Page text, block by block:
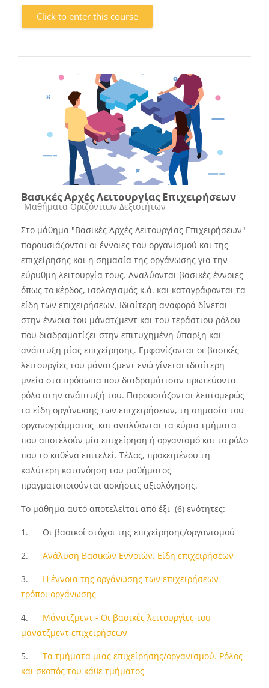
Click to enter this course
Βασικές Αρχές Λειτουργίας Επιχειρήσεων
Course category
Μαθήματα Οριζόντιων Δεξιοτήτων
Στο μάθημα "Βασικές Αρχές Λειτουργίας Επιχειρήσεων"
παρουσιάζονται οι έννοιες του οργανισμού και της
επιχείρησης και η σημασία της οργάνωσης για την
εύρυθμη λειτουργία τους. Αναλύονται βασικές έννοιες
όπως το κέρδος, ισολογισμός κ.ά. και καταγράφονται τα
είδη των επιχειρήσεων. Ιδιαίτερη αναφορά δίνεται
στην έννοια του μάνατζμεντ και του τεράστιου ρόλου
που διαδραματίζει στην επιτυχημένη ύπαρξη και
ανάπτυξη μίας επιχείρησης. Εμφανίζονται οι βασικές
λειτουργίες του μάνατζμεντ ενώ γίνεται ιδιαίτερη
μνεία στα πρόσωπα που διαδραμάτισαν πρωτεύοντα
ρόλο στην ανάπτυξή του. Παρουσιάζονται λεπτομερώς
τα είδη οργάνωσης των επιχειρήσεων, τη σημασία του
οργανογράμματος και αναλύονται τα κύρια τμήματα
που αποτελούν μία επιχείρηση ή οργανισμό και το ρόλο
που το καθένα επιτελεί. Τέλος, προκειμένου τη
καλύτερη κατανόηση του μαθήματος
πραγματοποιούνται ασκήσεις αξιολόγησης.
Το μάθημα αυτό αποτελείται από έξι (6) ενότητες:
1. Οι βασικοί στόχοι της επιχείρησης/οργανισμού
2. Ανάλυση Βασικών Εννοιών. Είδη επιχειρήσεων
3. Η έννοια της οργάνωσης των επιχειρήσεων -
τρόποι οργάνωσης
4. Μάνατζμεντ - Οι βασικές λειτουργίες του
μάνατζμεντ επιχειρήσεων
5. Τα τμήματα μιας επιχείρησης/οργανισμού. Ρόλος
και σκοπός του κάθε τμήματος